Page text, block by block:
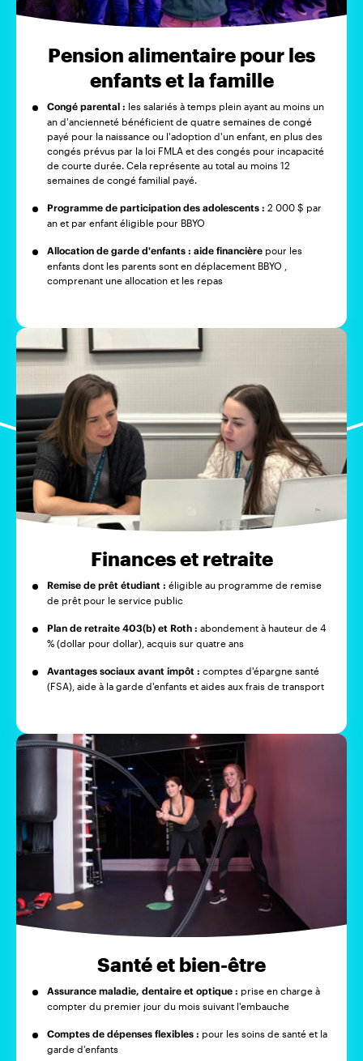
Pension alimentaire pour les
enfants et la famille
Congé parental : les salariés à temps plein ayant au moins un
an d'ancienneté bénéficient de quatre semaines de congé
payé pour la naissance ou l'adoption d'un enfant, en plus des
congés prévus par la loi FMLA et des congés pour incapacité
de courte durée. Cela représente au total au moins 12
semaines de congé familial payé.
Programme de participation des adolescents : 2 000 $ par
an et par enfant éligible pour BBYO
Allocation de garde d'enfants : aide financière pour les
enfants dont les parents sont en déplacement BBYO ,
comprenant une allocation et les repas
Finances et retraite
Remise de prêt étudiant : éligible au programme de remise
de prêt pour le service public
Plan de retraite 403(b) et Roth : abondement à hauteur de 4
% (dollar pour dollar), acquis sur quatre ans
Avantages sociaux avant impôt : comptes d'épargne santé
(FSA), aide à la garde d'enfants et aides aux frais de transport
Santé et bien-être
Assurance maladie, dentaire et optique : prise en charge à
compter du premier jour du mois suivant l'embauche
Comptes de dépenses flexibles : pour les soins de santé et la
garde d'enfants